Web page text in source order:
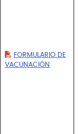
FORMULARIO DE
VACUNACIÓN